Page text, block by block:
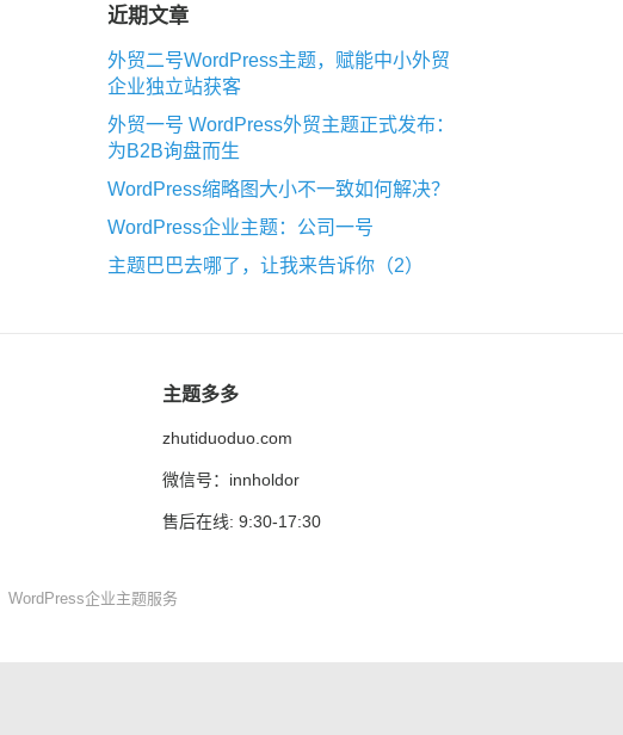
近期文章
外贸二号WordPress主题，赋能中小外贸
企业独立站获客
外贸一号 WordPress外贸主题正式发布：
为B2B询盘而生
WordPress缩略图大小不一致如何解决？
WordPress企业主题：公司一号
主题巴巴去哪了，让我来告诉你（2）
主题多多
zhutiduoduo.com
微信号：innholdor
售后在线: 9:30-17:30
WordPress企业主题服务